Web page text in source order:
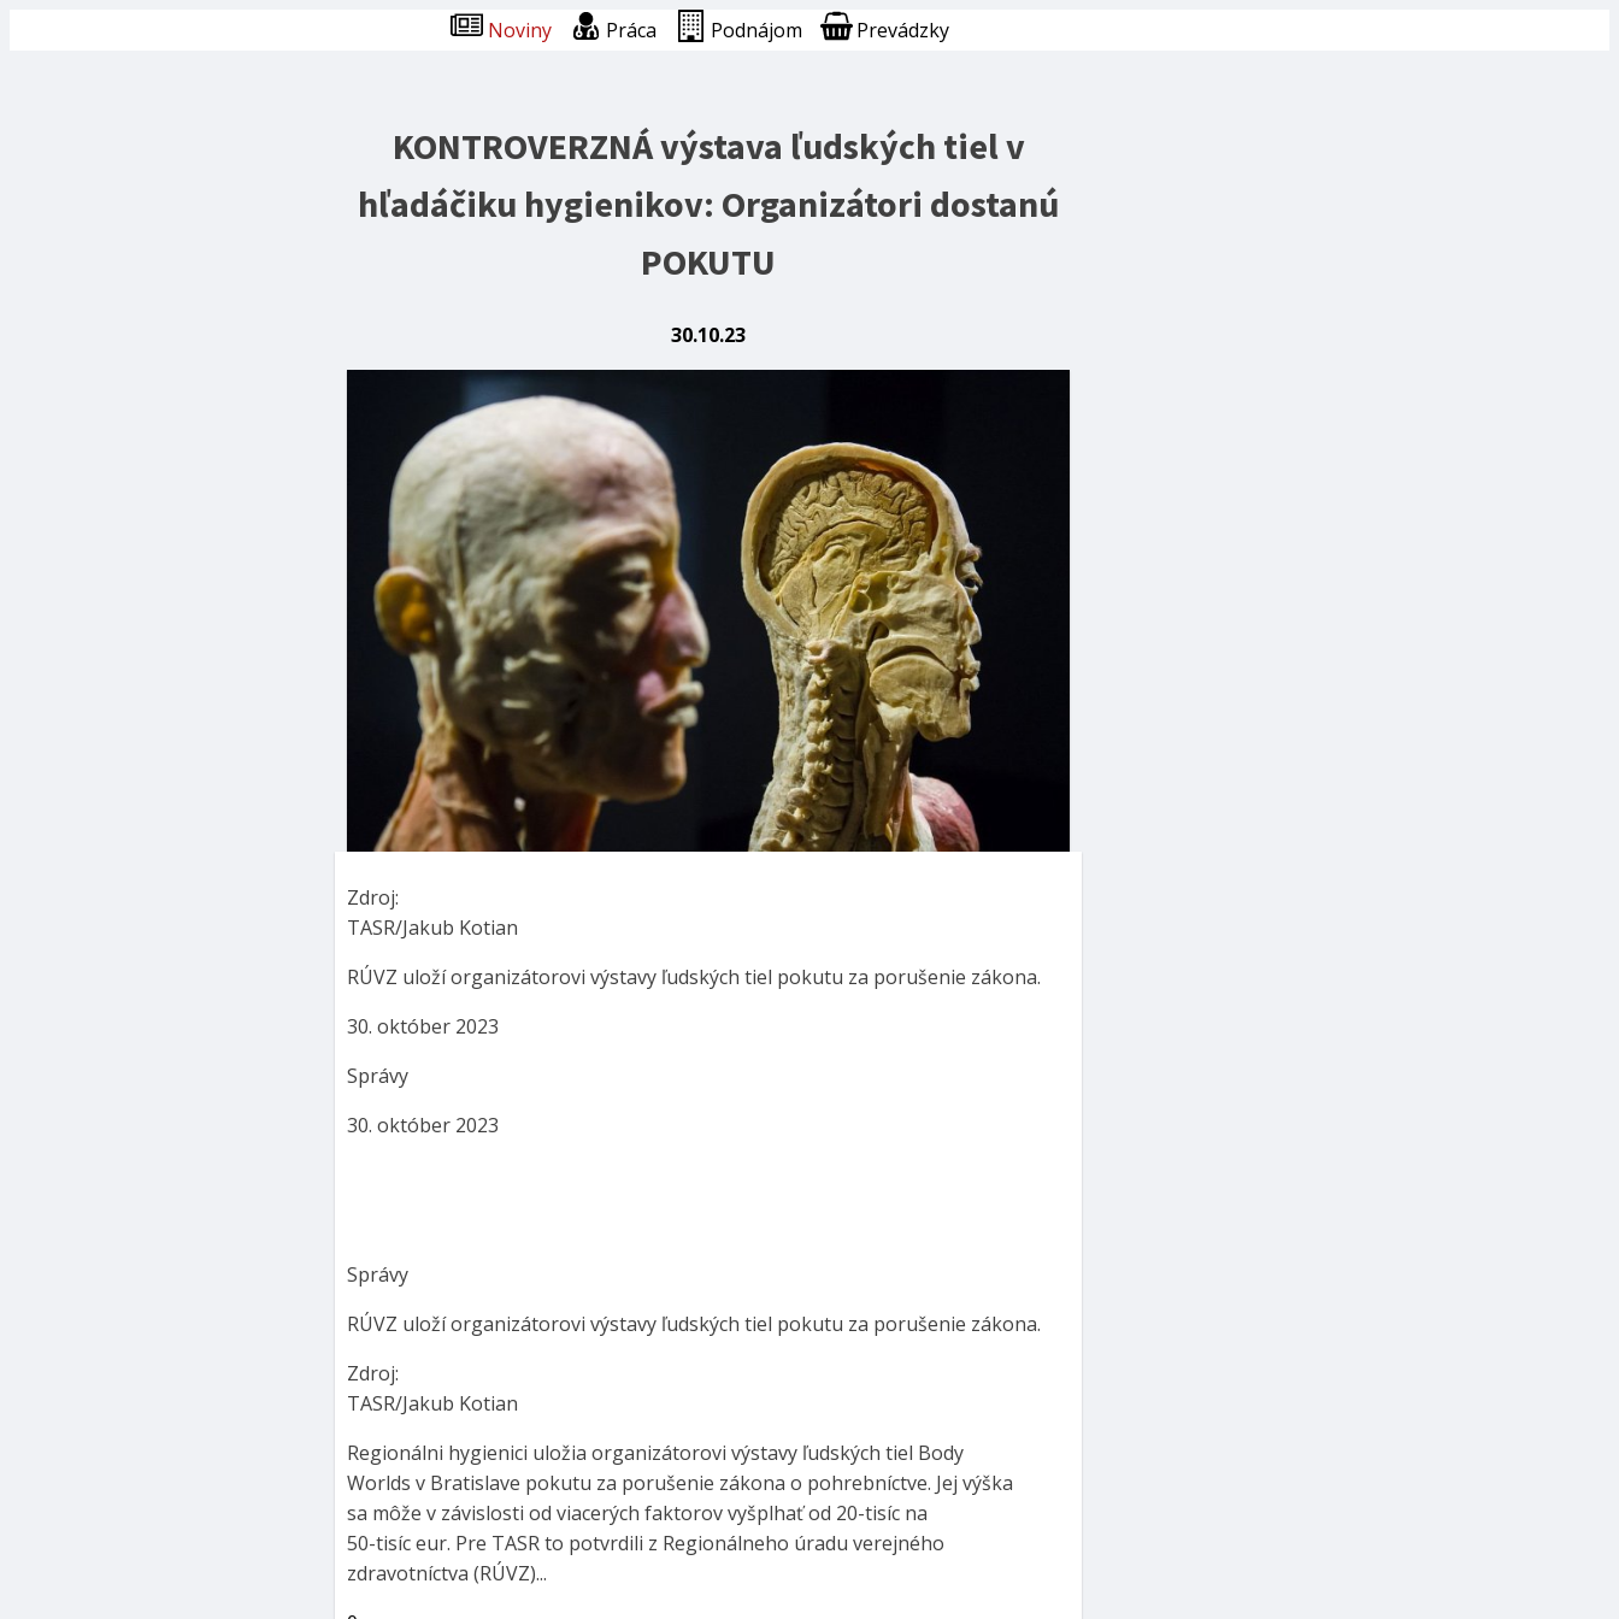
Noviny Práca Podnájom Prevádzky
KONTROVERZNÁ výstava ľudských tiel v
hľadáčiku hygienikov: Organizátori dostanú
POKUTU
30.10.23
Zdroj:
TASR/Jakub Kotian
RÚVZ uloží organizátorovi výstavy ľudských tiel pokutu za porušenie zákona.
30. október 2023
Správy
30. október 2023
Správy
RÚVZ uloží organizátorovi výstavy ľudských tiel pokutu za porušenie zákona.
Zdroj:
TASR/Jakub Kotian
Regionálni hygienici uložia organizátorovi výstavy ľudských tiel Body
Worlds v Bratislave pokutu za porušenie zákona o pohrebníctve. Jej výška
sa môže v závislosti od viacerých faktorov vyšplhať od 20-tisíc na
50-tisíc eur. Pre TASR to potvrdili z Regionálneho úradu verejného
zdravotníctva (RÚVZ)...